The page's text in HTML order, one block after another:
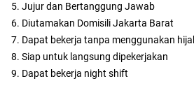
5. Jujur dan Bertanggung Jawab
6. Diutamakan Domisili Jakarta Barat
7. Dapat bekerja tanpa menggunakan
8. Siap untuk langsung dipekerjakan
9. Dapat bekerja night shift